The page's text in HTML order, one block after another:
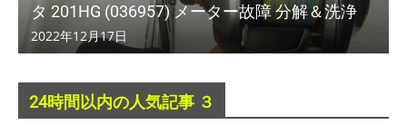
タ 201HG (036957) メーター故障 分解＆洗浄
2022年12月17日
24時間以内の人気記事 ３